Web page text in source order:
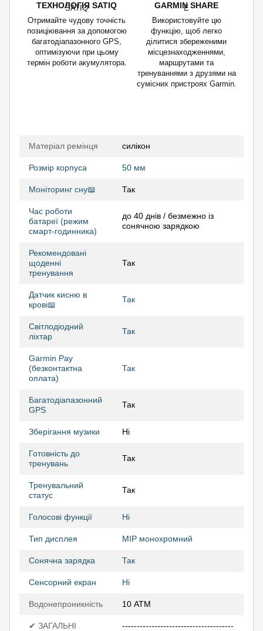
ТЕХНОЛОГІЯ SATIQ
Отримайте чудову точність
позиціювання за допомогою
багатодіапазонного GPS,
оптимізуючи при цьому
термін роботи акумулятора.
GARMIN SHARE
Використовуйте цю
функцію, щоб легко
ділитися збереженими
місцезнаходженнями,
маршрутами та
тренуваннями з друзями на
сумісних пристроях Garmin.
Матеріал ремінця силікон
Розмір корпуса 50 мм
Моніторинг сну📖 Так
Час роботи
батареї (режим
смарт-годинника)
до 40 днів / безмежно із
сонячною зарядкою
Рекомендовані
щоденні
тренування
Так
Датчик кисню в
крові📖
Так
Світлодіодний
ліхтар
Так
Garmin Pay
(безконтактна
оплата)
Так
Багатодіапазонний
GPS
Так
Зберігання музики Ні
Готовність до
тренувань
Так
Тренувальний
статус
Так
Голосові функції Ні
Тип дисплея MIP монохромний
Сонячна зарядка Так
Сенсорний екран Ні
Водонепроникність 10 АТМ
✔ ЗАГАЛЬНІ --------------------------------------